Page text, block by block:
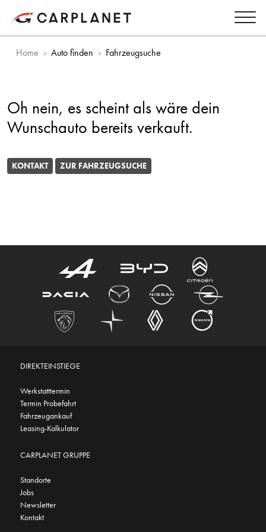
Home Auto finden Fahrzeugsuche
Oh nein, es scheint als wäre dein
Wunschauto bereits verkauft.
KONTAKT ZUR FAHRZEUGSUCHE
DIREKTEINSTIEGE
Werkstatttermin
Termin Probefahrt
Fahrzeugankauf
Leasing-Kalkulator
CARPLANET GRUPPE
Standorte
Jobs
Newsletter
Kontakt